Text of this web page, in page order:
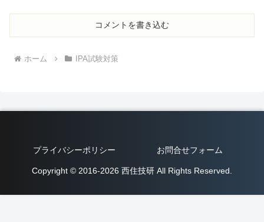
コメントを書き込む
ホーム IPA試験対策
プライバシーポリシー お問合せフォーム
Copyright © 2016-2026 西住技研 All Rights Reserved.